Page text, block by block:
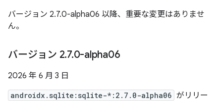
バージョン 2.7.0-alpha06 以降、重要な変更はありませ
ん。
バージョン 2.7.0-alpha06
2026 年 6 月 3 日
androidx.sqlite:sqlite-*:2.7.0-alpha06 がリリー